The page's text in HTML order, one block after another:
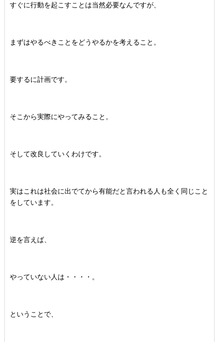
すぐに行動を起こすことは当然必要なんですが、
まずはやるべきことをどうやるかを考えること。
要するに計画です。
そこから実際にやってみること。
そして改良していくわけです。
実はこれは社会に出でてから有能だと言われる人も全く同じこと
をしています。
逆を言えば、
やっていない人は・・・・。
ということで、